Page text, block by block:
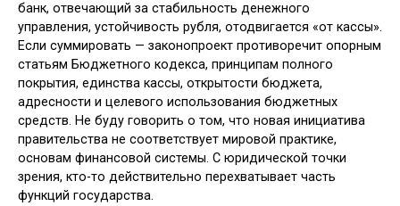
банк, отвечающий за стабильность денеж­ного
управления, устойчивость рубля, отодвигается «от кассы».
Если сумми­ровать — законопроект противоречит опорным
статьям Бюджетного ко­декса, принципам полного
покрытия, единства кассы, открытости бюджета,
адресности и целевого использования бюджетных
средств. Не буду говорить о том, что новая инициатива
прави­тельства не соответствует мировой практике,
основам финансовой систе­мы. С юридической точки
зрения, кто-то действительно перехватывает часть
функций государства.